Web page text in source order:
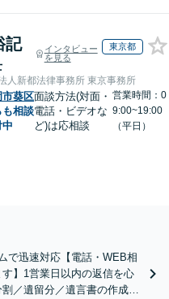
記
インタビュー
を見る
東京都
人新都法律事務所 東京事務所
市葵区
も相談
中
面談方法(対面・
電話・ビデオな
ど)は応相談
営業時間：0
9:00~19:00
（平日）
で迅速対応【電話・WEB相
】1営業日以内の返信を心
／遺留分／遺言書の作成・